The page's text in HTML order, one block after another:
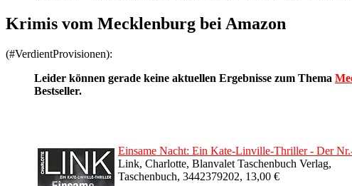
Krimis vom Mecklenburg bei Amazon
(#VerdientProvisionen):
Leider können gerade keine aktuellen Ergebnisse zum Thema
Bestseller.
Einsame Nacht: Ein Kate-Linville-Thriller - Der
Link, Charlotte, Blanvalet Taschenbuch Verlag,
Taschenbuch, 3442379202, 13,00 €